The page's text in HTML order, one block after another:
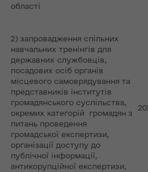
області
2) запровадження спільних
навчальних тренінгів для
державних службовців,
посадових осіб органів
місцевого самоврядування та
представників інститутів
громадянського суспільства,
окремих категорій громадян з
питань проведення
громадської експертизи,
організації доступу до
публічної інформації,
антикорупційної експертизи,